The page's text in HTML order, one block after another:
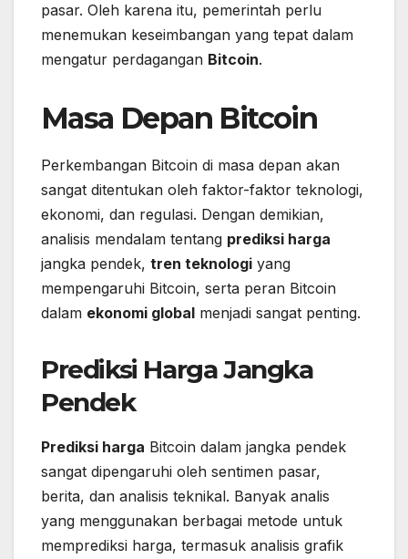
pasar. Oleh karena itu, pemerintah perlu
menemukan keseimbangan yang tepat dalam
mengatur perdagangan Bitcoin.
Masa Depan Bitcoin
Perkembangan Bitcoin di masa depan akan
sangat ditentukan oleh faktor-faktor teknologi,
ekonomi, dan regulasi. Dengan demikian,
analisis mendalam tentang prediksi harga
jangka pendek, tren teknologi yang
mempengaruhi Bitcoin, serta peran Bitcoin
dalam ekonomi global menjadi sangat penting.
Prediksi Harga Jangka
Pendek
Prediksi harga Bitcoin dalam jangka pendek
sangat dipengaruhi oleh sentimen pasar,
berita, dan analisis teknikal. Banyak analis
yang menggunakan berbagai metode untuk
memprediksi harga, termasuk analisis grafik